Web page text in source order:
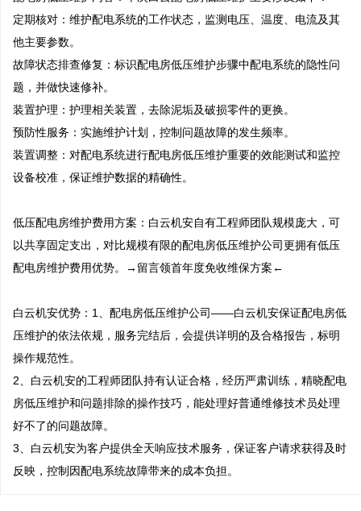
定期核对：维护配电系统的工作状态，监测电压、温度、电流及其
他主要参数。
故障状态排查修复：标识配电房低压维护步骤中配电系统的隐性问
题，并做快速修补。
装置护理：护理相关装置，去除泥垢及破损零件的更换。
预防性服务：实施维护计划，控制问题故障的发生频率。
装置调整：对配电系统进行配电房低压维护重要的效能测试和监控
设备校准，保证维护数据的精确性。
低压配电房维护费用方案：白云机安自有工程师团队规模庞大，可
以共享固定支出，对比规模有限的配电房低压维护公司更拥有低压
配电房维护费用优势。→留言领首年度免收维保方案←
白云机安优势：1、配电房低压维护公司——白云机安保证配电房低
压维护的依法依规，服务完结后，会提供详明的及合格报告，标明
操作规范性。
2、白云机安的工程师团队持有认证合格，经历严肃训练，精晓配电
房低压维护和问题排除的操作技巧，能处理好普通维修技术员处理
好不了的问题故障。
3、白云机安为客户提供全天响应技术服务，保证客户请求获得及时
反映，控制因配电系统故障带来的成本负担。